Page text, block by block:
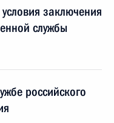
заключения
службы
российского